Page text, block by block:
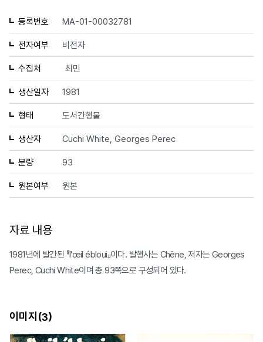
등록번호 MA-01-00032781
전자여부 비전자
수집처 최민
생산일자 1981
형태 도서간행물
생산자 Cuchi White, Georges Perec
분량 93
원본여부 원본
자료 내용
1981년에 발간된 『l'œil ébloui』이다. 발행사는 Chêne, 저자는 Georges
Perec, Cuchi White이며 총 93쪽으로 구성되어 있다.
이미지(3)